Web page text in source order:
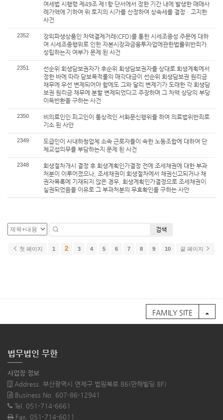
여세법 시행령 제49조 제1항 단서에서 정한 기간 내에 발생한 매매사
례가액에 기하여 위 토지의 시가를 산정하여 상속세를 결정ㆍ고지한
사건
2352
장외파생상품인 차액결제거래(CFD)를 통한 시세조종성 주문에 대하
여 시세조종행위로 인한 자본시장과금융투자업에관한법률위반죄가
성립하는지 여부가 문제 된 사건
2351
선순위 회생담보권자가 후순위 회생담보권자를 상대로 회생계획에서
정한 바에 따라 담보목적물의 매각대금이 선순위 회생담보권 원리금
채무에 우선 변제되어야 함에도 그와 달리 변제기가 도래한 각 회생담
보권 원리금 채무에 분할 변제되었다고 주장하며 그 차액 상당의 부당
이득반환을 구하는 사건
2350
비의료인인 피고인이 통상적인 서화문신행위를 하여 의료법위반죄로
기소 된 사안
2349
도급인이 사내하청업체 소속 근로자들이 속한 노동조합에 대하여 단
체교섭의무를 부담하는지 문제 된 사건
2348
회생절차개시 결정 후 회생계획인가결정 전에 조세채권에 대한 부과
처분이 이루어졌으나, 조세채권이 회생절차에서 채권신고되거나 채
권자목록에 기재되지 않은 경우, 회생계획인가결정으로 조세채권이
실권되었음을 이유로 그 부과처분의 무효확인을 구하는 사안
검색
첫 페이지 1 2 3 4 5 6 7 8 9 10 끝 페이지
FAMILY SITE
법무법인 무한
사업장 정보
Address. 부산광역시 연제구 법원북로 86(만해빌딩 8F)
Business No. 607-86-12941
Tel. 051-714-6661
Fax. 051-714-6011